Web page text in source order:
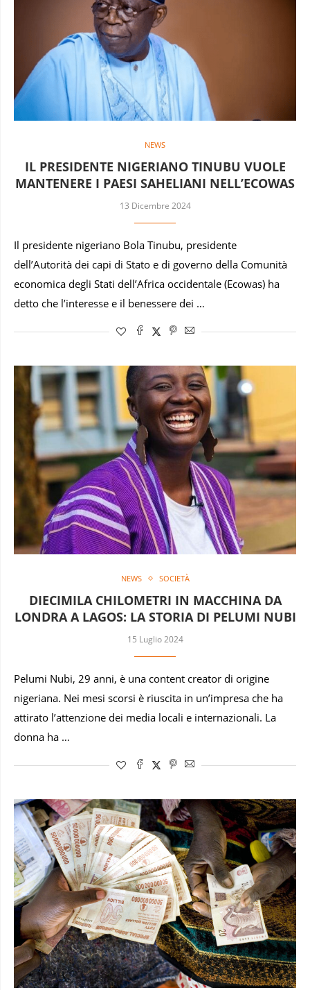
NEWS
IL PRESIDENTE NIGERIANO TINUBU VUOLE
MANTENERE I PAESI SAHELIANI NELL’ECOWAS
13 Dicembre 2024
Il presidente nigeriano Bola Tinubu, presidente
dell’Autorità dei capi di Stato e di governo della Comunità
economica degli Stati dell’Africa occidentale (Ecowas) ha
detto che l’interesse e il benessere dei …
NEWS SOCIETÀ
DIECIMILA CHILOMETRI IN MACCHINA DA
LONDRA A LAGOS: LA STORIA DI PELUMI NUBI
15 Luglio 2024
Pelumi Nubi, 29 anni, è una content creator di origine
nigeriana. Nei mesi scorsi è riuscita in un’impresa che ha
attirato l’attenzione dei media locali e internazionali. La
donna ha …